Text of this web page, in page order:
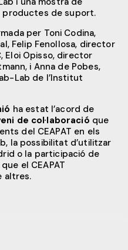
productes de suport.
per Toni Codina,
Felip Fenollosa, director
Eloi Opisso, director
i Anna de Pobes,
Lab de l’Institut
ha estat l’acord de
de col·laboració que
del CEAPAT en els
la possibilitat d’utilitzar
o la participació de
el CEAPAT
altres.